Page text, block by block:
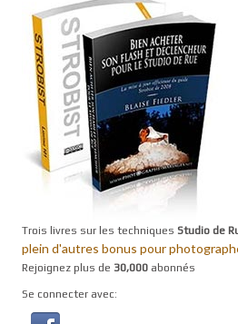
Trois livres sur les techniques Studio de
plein d'autres bonus pour
Rejoignez plus de 30,000 abonnés
Se connecter avec: